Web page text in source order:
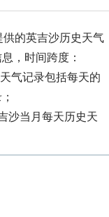
的英吉沙历史天气
，时间跨度：
气记录包括每天的
沙当月每天历史天